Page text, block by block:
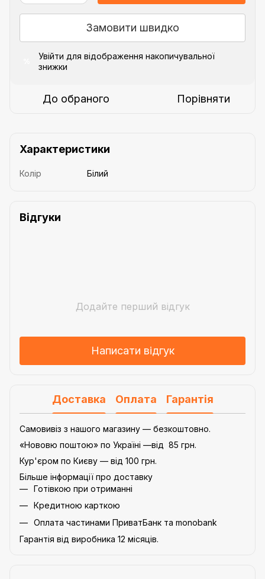
Замовити швидко
Увійти для відображення накопичувальної
знижки
До обраного Порівняти
Характеристики
Колір Білий
Відгуки
Додайте перший відгук
Написати відгук
Доставка Оплата Гарантія
Самовивіз з нашого магазину — безкоштовно.
«Нововю поштою» по Україні —від 85 грн.
Кур'єром по Києву — від 100 грн.
Більше інформації про доставку
Готівкою при отриманні
Кредитною карткою
Оплата частинами ПриватБанк та monobank
Гарантія від виробника 12 місяців.